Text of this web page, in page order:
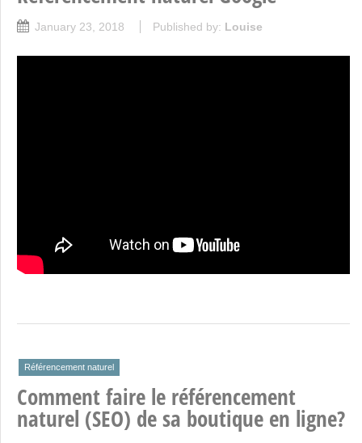
January 23, 2018 Published by: Louise
Référencement naturel
Comment faire le référencement
naturel (SEO) de sa boutique en ligne?